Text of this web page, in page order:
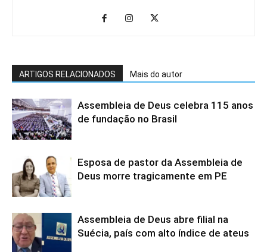
ARTIGOS RELACIONADOS Mais do autor
Assembleia de Deus celebra 115 anos
de fundação no Brasil
Esposa de pastor da Assembleia de
Deus morre tragicamente em PE
Assembleia de Deus abre filial na
Suécia, país com alto índice de ateus